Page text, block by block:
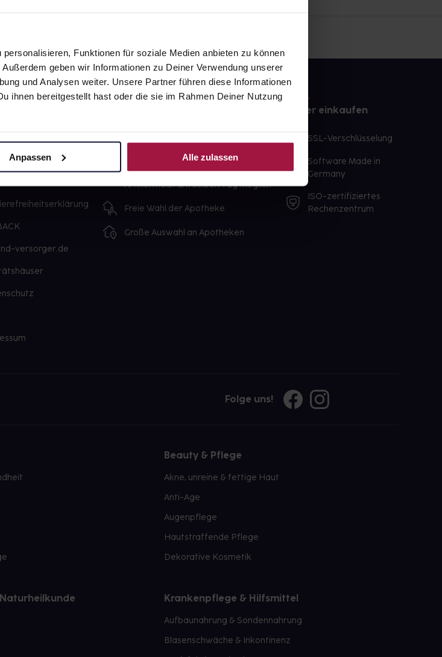
Funktionen für soziale Medien anbieten zu können
geben wir Informationen zu Deiner Verwendung unserer
und Analysen weiter. Unsere Partner führen diese Informationen
ihnen bereitgestellt hast oder die sie im Rahmen Deiner Nutzung
Anpassen Alle zulassen
versorger.de
Lieferung für sofort verfügbare
Artikel meist am selben Tag möglich
Freie Wahl der Apotheke
Große Auswahl an Apotheken
Sicher einkaufen
SSL-Verschlüsselung
Software Made in
Germany
ISO-zertifiziertes
Rechenzentrum
Folge uns!
Beauty & Pflege
Akne, unreine & fettige Haut
Anti-Age
Augenpflege
Hautstraffende Pflege
Dekorative Kosmetik
Krankenpflege & Hilfsmittel
Aufbaunahrung & Sondennahrung
Blasenschwäche & Inkontinenz